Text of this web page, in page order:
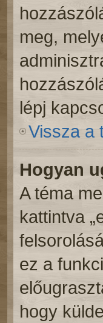
meg,
lépj
Vissza a
Hogyan
A téma
kattintva
ez a
hogy